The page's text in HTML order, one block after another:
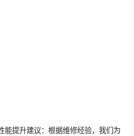
能提升建议：根据维修经验，我们为